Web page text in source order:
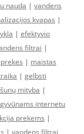
nauda | vandens
kvapas |
| efektyvio
filtrai |
| maistas
| gelbsti
šunų mityba |
gyvūnams internetu
prekems |
| vandens filtrai